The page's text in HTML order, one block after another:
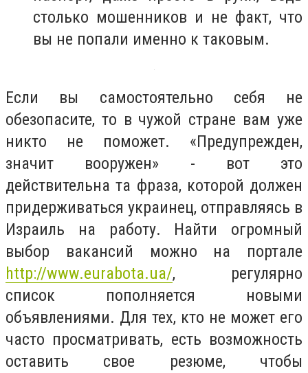
столько мошенников и не факт, что
вы не попали именно к таковым.
Если вы самостоятельно себя не
обезопасите, то в чужой стране вам уже
никто не поможет. «Предупрежден,
значит вооружен» - вот это
действительна та фраза, которой должен
придерживаться украинец, отправляясь в
Израиль на работу. Найти огромный
выбор вакансий можно на портале
http://www.eurabota.ua/, регулярно
список пополняется новыми
объявлениями. Для тех, кто не может его
часто просматривать, есть возможность
оставить свое резюме, чтобы